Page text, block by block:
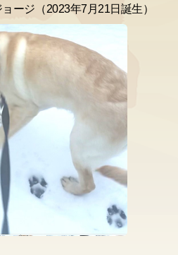
ージ（2023年7月21日誕生）